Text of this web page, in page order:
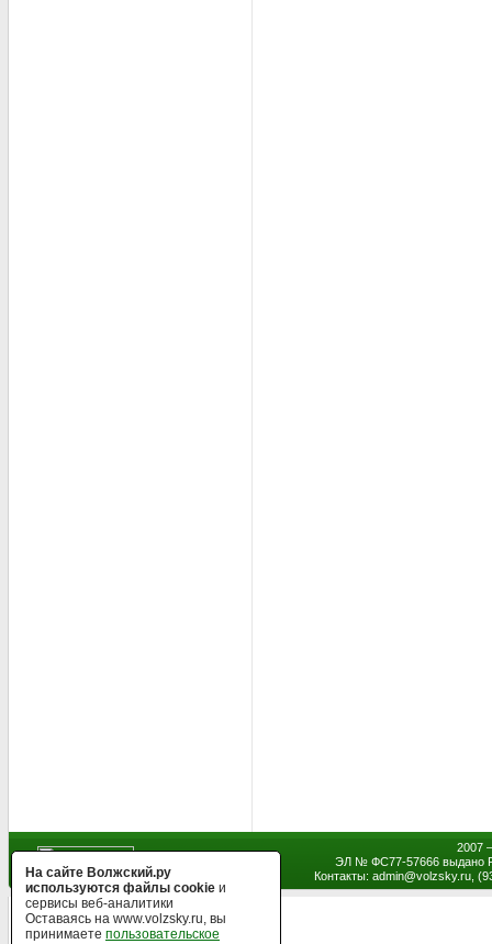
2007
ЭЛ № ФС77-57666 выдано
Контакты: admin@volzsky.ru,
На сайте Волжский.ру
используются файлы cookie и
сервисы веб-аналитики
Оставаясь на www.volzsky.ru, вы
принимаете пользовательское